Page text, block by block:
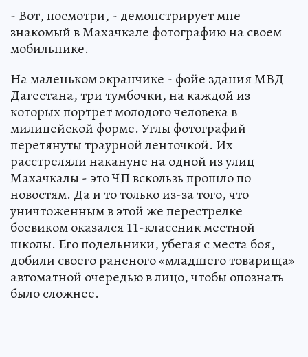
- Вот, посмотри, - демонстрирует мне
знакомый в Махачкале фотографию на своем
мобильнике.
На маленьком экранчике - фойе здания МВД
Дагестана, три тумбочки, на каждой из
которых портрет молодого человека в
милицейской форме. Углы фотографий
перетянуты траурной ленточкой. Их
расстреляли накануне на одной из улиц
Махачкалы - это ЧП вскользь прошло по
новостям. Да и то только из-за того, что
уничтоженным в этой же перестрелке
боевиком оказался 11-классник местной
школы. Его подельники, убегая с места боя,
добили своего раненого «младшего товарища»
автоматной очередью в лицо, чтобы опознать
было сложнее.